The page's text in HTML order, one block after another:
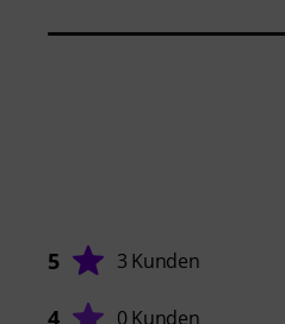
5 3 Kunden
4 0 Kunden